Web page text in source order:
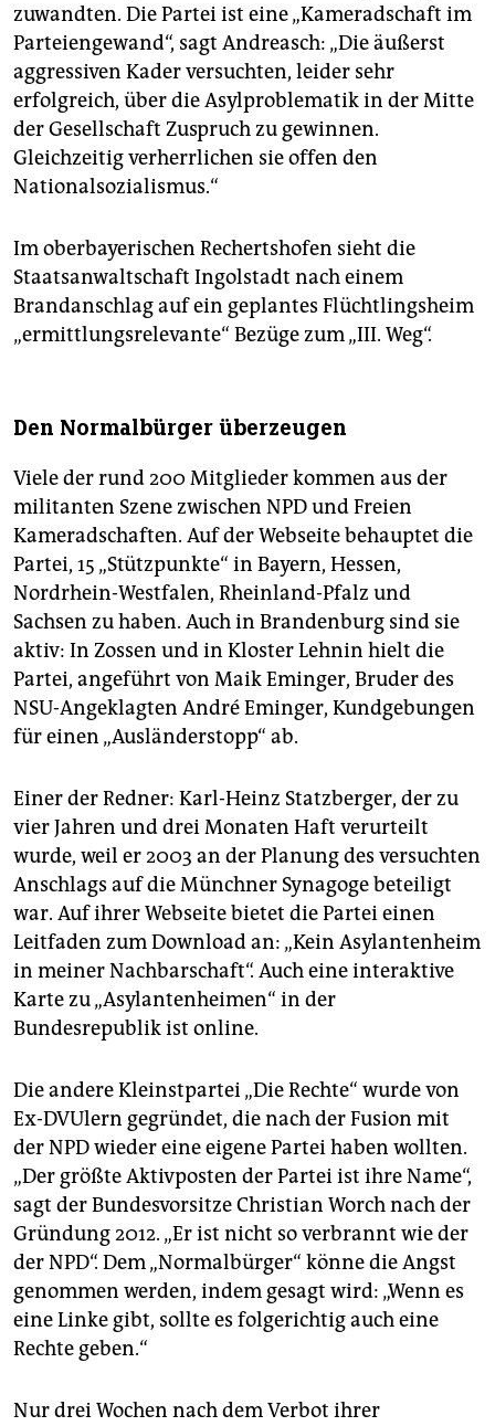
zuwandten. Die Partei ist eine „Kameradschaft im
Parteiengewand“, sagt Andreasch: „Die äußerst
aggressiven Kader versuchten, leider sehr
erfolgreich, über die Asylproblematik in der Mitte
der Gesellschaft Zuspruch zu gewinnen.
Gleichzeitig verherrlichen sie offen den
Nationalsozialismus.“
Im oberbayerischen Rechertshofen sieht die
Staatsanwaltschaft Ingolstadt nach einem
Brandanschlag auf ein geplantes Flüchtlingsheim
„ermittlungsrelevante“ Bezüge zum „III. Weg“.
Den Normalbürger überzeugen
Viele der rund 200 Mitglieder kommen aus der
militanten Szene zwischen NPD und Freien
Kameradschaften. Auf der Webseite behauptet die
Partei, 15 „Stützpunkte“ in Bayern, Hessen,
Nordrhein-Westfalen, Rheinland-Pfalz und
Sachsen zu haben. Auch in Brandenburg sind sie
aktiv: In Zossen und in Kloster Lehnin hielt die
Partei, angeführt von Maik Eminger, Bruder des
NSU-Angeklagten André Eminger, Kundgebungen
für einen „Ausländerstopp“ ab.
Einer der Redner: Karl-Heinz Statzberger, der zu
vier Jahren und drei Monaten Haft verurteilt
wurde, weil er 2003 an der Planung des versuchten
Anschlags auf die Münchner Synagoge beteiligt
war. Auf ihrer Webseite bietet die Partei einen
Leitfaden zum Download an: „Kein Asylantenheim
in meiner Nachbarschaft“. Auch eine interaktive
Karte zu „Asylantenheimen“ in der
Bundesrepublik ist online.
Die andere Kleinstpartei „Die Rechte“ wurde von
Ex-DVUlern gegründet, die nach der Fusion mit
der NPD wieder eine eigene Partei haben wollten.
„Der größte Aktivposten der Partei ist ihre Name“,
sagt der Bundesvorsitze Christian Worch nach der
Gründung 2012. „Er ist nicht so verbrannt wie der
der NPD“. Dem „Normalbürger“ könne die Angst
genommen werden, indem gesagt wird: „Wenn es
eine Linke gibt, sollte es folgerichtig auch eine
Rechte geben.“
Nur drei Wochen nach dem Verbot ihrer